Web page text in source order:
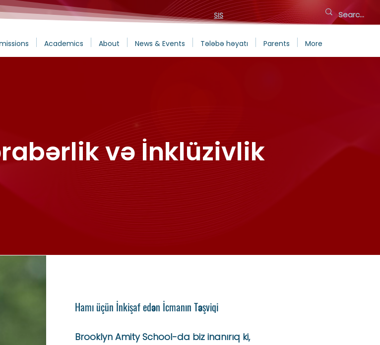
SIS
Academics About News & Events Tələbə həyatı Parents More
və İnklüzivlik
Hamı üçün İnkişaf edən İcmanın Təşviqi
Brooklyn Amity School-da biz inanırıq ki,